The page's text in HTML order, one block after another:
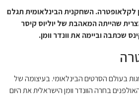
לקלאופטרה. השחקנית הבינלאומית תגלם
שהייתה המאהבת של יוליוס קיסר
שכתבה וביימה את וונדר וומן.
בעולם הסרטים הבינלאומי. בעיצומה של
בחרה הוונדר וומן הישראלית את היום